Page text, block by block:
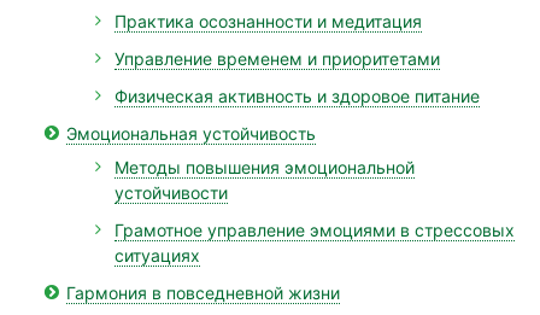
Практика осознанности и медитация
Управление временем и приоритетами
Физическая активность и здоровое питание
Эмоциональная устойчивость
Методы повышения эмоциональной
устойчивости
Грамотное управление эмоциями в стрессовых
ситуациях
Гармония в повседневной жизни